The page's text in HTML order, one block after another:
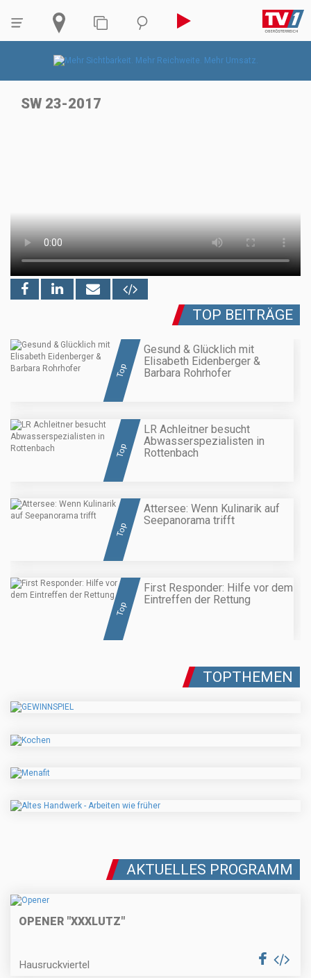
SW 23-2017
TOP BEITRÄGE
Top
Gesund & Glücklich mit
Elisabeth Eidenberger &
Barbara Rohrhofer
Top
LR Achleitner besucht
Abwasserspezialisten in
Rottenbach
Top
Attersee: Wenn Kulinarik auf
Seepanorama trifft
Top
First Responder: Hilfe vor dem
Eintreffen der Rettung
TOPTHEMEN
AKTUELLES PROGRAMM
OPENER "XXXLUTZ"
Hausruckviertel